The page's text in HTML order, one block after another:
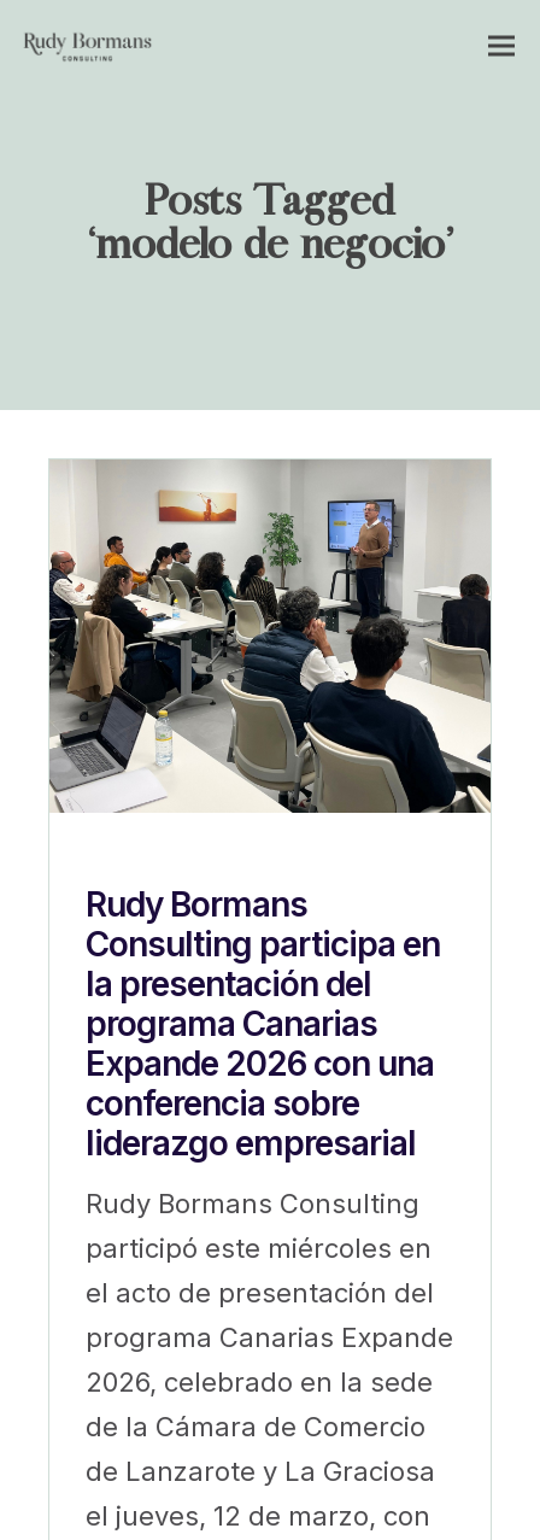
Posts Tagged
‘modelo de negocio’
Rudy Bormans
Consulting participa en
la presentación del
programa Canarias
Expande 2026 con una
conferencia sobre
liderazgo empresarial
Rudy Bormans Consulting
participó este miércoles en
el acto de presentación del
programa Canarias Expande
2026, celebrado en la sede
de la Cámara de Comercio
de Lanzarote y La Graciosa
el jueves, 12 de marzo, con